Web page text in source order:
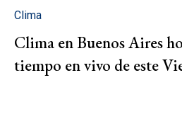
Clima
Clima en Buenos Aires
tiempo en vivo de este